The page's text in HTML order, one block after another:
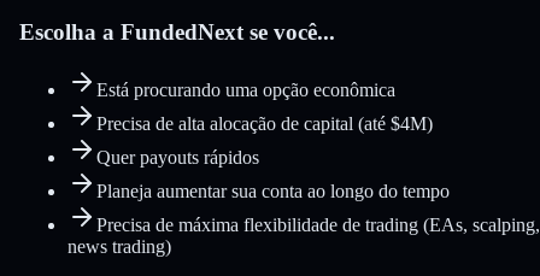
Escolha a FundedNext se você...
Está procurando uma opção econômica
Precisa de alta alocação de capital (até $4M)
Quer payouts rápidos
Planeja aumentar sua conta ao longo do tempo
Precisa de máxima flexibilidade de trading (EAs, scalping,
news trading)